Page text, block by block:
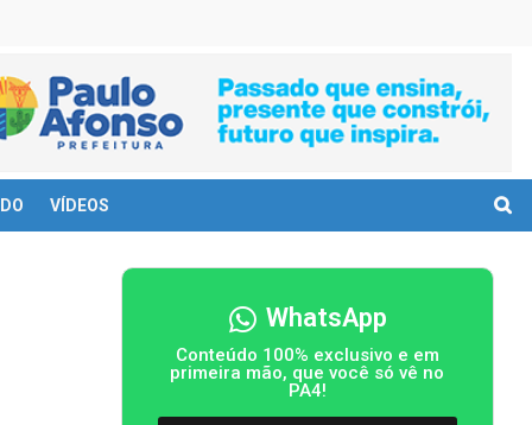
VÍDEOS
WhatsApp
Conteúdo 100% exclusivo e em
primeira mão, que você só vê no
PA4!